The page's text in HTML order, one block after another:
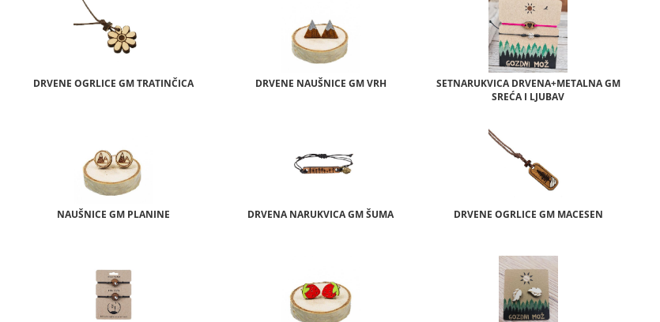
DRVENE OGRLICE GM TRATINČICA DRVENE NAUŠNICE GM VRH
SETNARUKVICA DRVENA+METALNA GM
SREĆA I LJUBAV
NAUŠNICE GM PLANINE DRVENA NARUKVICA GM ŠUMA DRVENE OGRLICE GM MACESEN